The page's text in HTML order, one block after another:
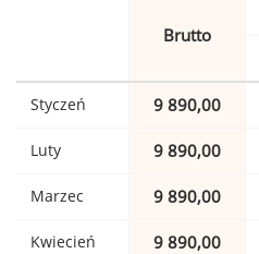
Brutto
Styczeń 9 890,00
Luty 9 890,00
Marzec 9 890,00
Kwiecień 9 890,00